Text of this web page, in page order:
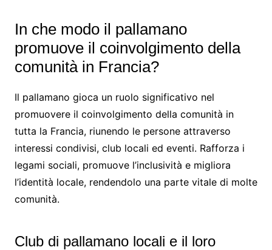
In che modo il pallamano
promuove il coinvolgimento della
comunità in Francia?
Il pallamano gioca un ruolo significativo nel
promuovere il coinvolgimento della comunità in
tutta la Francia, riunendo le persone attraverso
interessi condivisi, club locali ed eventi. Rafforza i
legami sociali, promuove l’inclusività e migliora
l’identità locale, rendendolo una parte vitale di molte
comunità.
Club di pallamano locali e il loro